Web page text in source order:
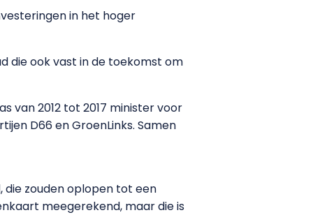
in het hoger
die ook vast in de toekomst om
van 2012 tot 2017 minister voor
D66 en GroenLinks. Samen
zouden oplopen tot een
meegerekend, maar die is